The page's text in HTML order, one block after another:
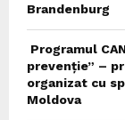
Brandenburg
Programul
prevenție” –
organizat cu
Moldova